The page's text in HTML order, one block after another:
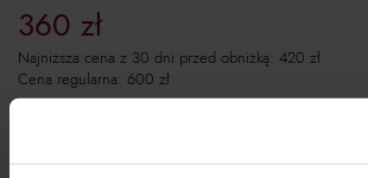
360 zł
Najniższa cena z 30 dni przed obniżką: 420 zł
Cena regularna: 600 zł